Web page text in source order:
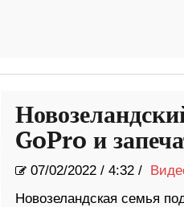
GoPro и
07/02/2022/ 4:32 /
Новозеландская семья